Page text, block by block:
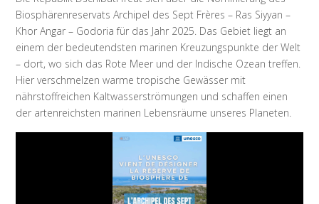
Biosphärenreservats Archipel des Sept Frères – Ras Siyyan –
Khor Angar – Godoria für das Jahr 2025. Das Gebiet liegt an
einem der bedeutendsten marinen Kreuzungspunkte der Welt
– dort, wo sich das Rote Meer und der Indische Ozean treffen.
Hier verschmelzen warme tropische Gewässer mit
nährstoffreichen Kaltwasserströmungen und schaffen einen
der artenreichsten marinen Lebensräume unseres Planeten.